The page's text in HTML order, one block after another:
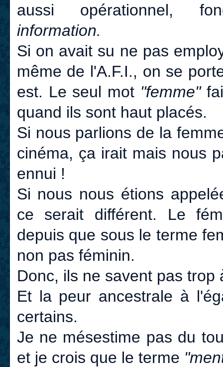
aussi opérationnel,
information.
Si on avait su ne pas
même de l'A.F.I., on se
est. Le seul mot "femme"
quand ils sont haut placés.
Si nous parlions de la
cinéma, ça irait mais nous
ennui !
Si nous nous étions
ce serait différent. Le
depuis que sous le terme
non pas féminin.
Donc, ils ne savent pas trop
Et la peur ancestrale à
certains.
Je ne mésestime pas du
et je crois que le terme